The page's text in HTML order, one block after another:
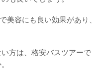
美容にも良い効果があり、
方は、格安バスツアーで